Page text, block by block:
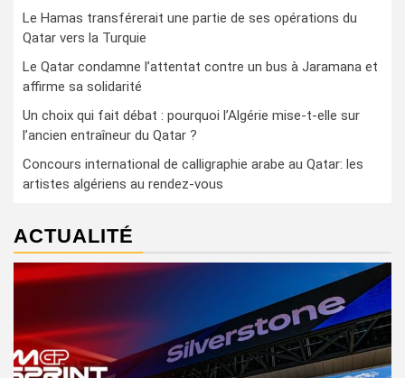
Le Hamas transférerait une partie de ses opérations du
Qatar vers la Turquie
Le Qatar condamne l’attentat contre un bus à Jaramana et
affirme sa solidarité
Un choix qui fait débat : pourquoi l’Algérie mise-t-elle sur
l’ancien entraîneur du Qatar ?
Concours international de calligraphie arabe au Qatar: les
artistes algériens au rendez-vous
ACTUALITÉ